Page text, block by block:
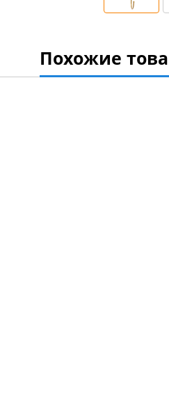
Похожие